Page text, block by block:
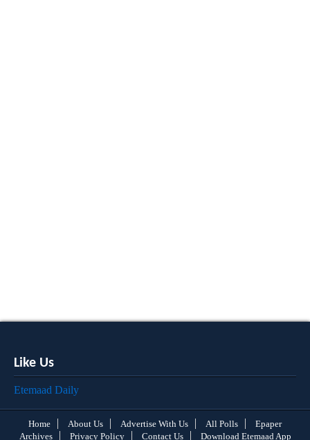
Like Us
Etemaad Daily
Home About Us Advertise With Us All Polls
Epaper
Archives
Privacy Policy Contact Us Download Etemaad App